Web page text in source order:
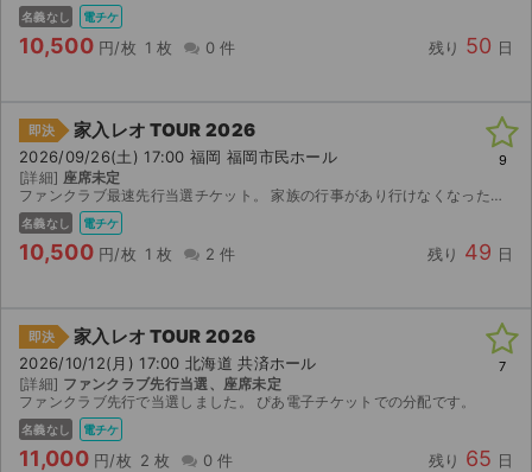
ライブ・コンサート（海外）
イベント
演劇・ミュージカル
ご利用ガイド
手数料・お支払い方法
AIに質問する
よくある質問
名義なし 電チケ
10,500 円/枚 1 枚 0 件 残り 50 日
即決 家入レオ TOUR 2026
2026/09/26(土) 17:00 福岡 福岡市民ホール
[詳細] 座席未定
ファンクラブ最速先行当選チケット。 家族の行事があり行けなくなったためお譲りします。 チケットぴあアプリを使用して分配いたします。
名義なし 電チケ
10,500 円/枚 1 枚 2 件 残り 49 日
9
即決 家入レオ TOUR 2026
2026/10/12(月) 17:00 北海道 共済ホール
[詳細] ファンクラブ先行当選、座席未定
ファンクラブ先行で当選しました。 ぴあ電子チケットでの分配です。
名義なし 電チケ
11,000 円/枚 2 枚 0 件 残り 65 日
7